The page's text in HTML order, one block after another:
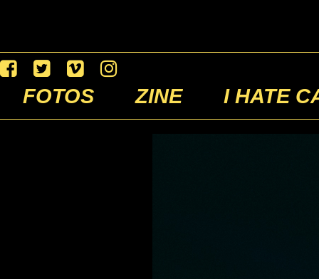
FOTOS ZINE I HATE